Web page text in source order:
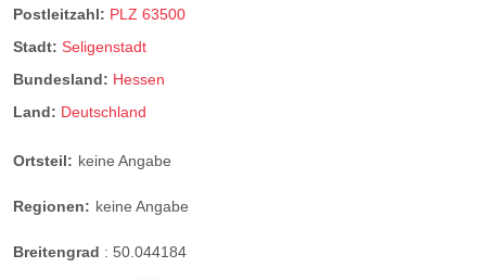
Postleitzahl: PLZ 63500
Stadt: Seligenstadt
Bundesland: Hessen
Land: Deutschland
Ortsteil: keine Angabe
Regionen: keine Angabe
Breitengrad : 50.044184